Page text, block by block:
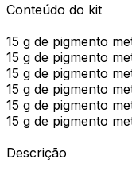
Conteúdo do kit
15 g de pigmento
15 g de pigmento
15 g de pigmento
15 g de pigmento
15 g de pigmento
15 g de pigmento
Descrição